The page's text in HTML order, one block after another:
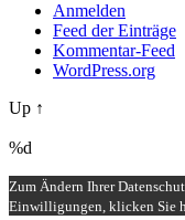
Anmelden
Feed der Einträge
Kommentar-Feed
WordPress.org
Up ↑
%d
Zum Ändern Ihrer
Einwilligungen, klicken Sie